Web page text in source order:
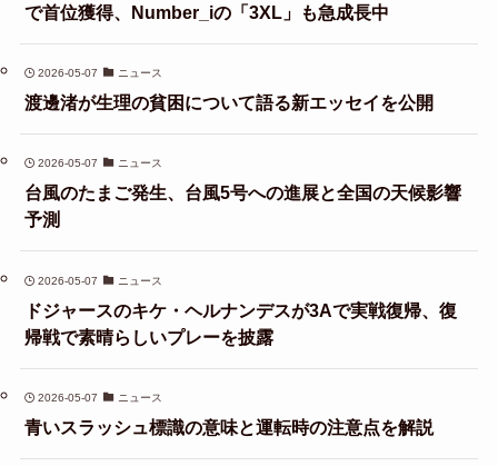
で首位獲得、Number_iの「3XL」も急成長中
2026-05-07 ニュース
渡邊渚が生理の貧困について語る新エッセイを公開
2026-05-07 ニュース
台風のたまご発生、台風5号への進展と全国の天候影響
予測
2026-05-07 ニュース
ドジャースのキケ・ヘルナンデスが3Aで実戦復帰、復
帰戦で素晴らしいプレーを披露
2026-05-07 ニュース
青いスラッシュ標識の意味と運転時の注意点を解説